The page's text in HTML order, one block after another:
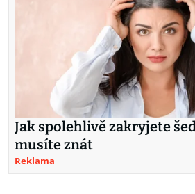
Jak spolehlivě zakryjete
musíte znát
Reklama